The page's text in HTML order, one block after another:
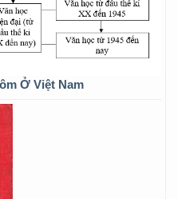
Ở Việt Nam